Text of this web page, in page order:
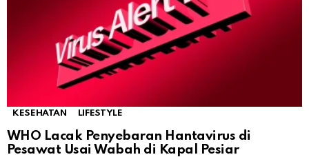
KESEHATAN LIFESTYLE
WHO Lacak Penyebaran Hantavirus di
Pesawat Usai Wabah di Kapal Pesiar